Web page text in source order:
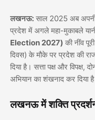
लखनऊ: साल 2025 अब अपनी
प्रदेश में अगले महा-मुकाबले
Election 2027) की नींव
दिवस) के मौके पर प्रदेश की
दिया है। सत्ता पक्ष और
अभियान का शंखनाद कर दिया
लखनऊ में शक्ति